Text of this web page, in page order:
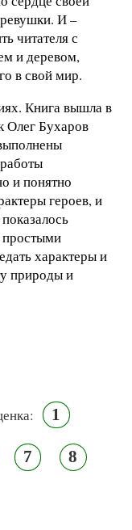
И –
читателя с
и деревом,
в свой мир.
Книга вышла в
Олег Бухаров
и понятно
героев, и
характеры и
природы и
1
7 8